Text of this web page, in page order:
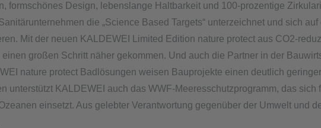
formschönes Design, lebenslange Haltbarkeit und 100-prozentige
die „Science Based Targets“ unterzeichnet und sich
Mit der neuen KALDEWEI Limited Edition nature protect aus CO2-
großen Schritt näher gekommen. Und auch die Partner in der
nature protect Badlösungen weisen Bauprojekte einen deutlich
unterstützt KALDEWEI auch das WWF-Meeresschutzprogramm, das sich
einsetzt. Aus gelebter Verantwortung gegenüber der Umwelt und